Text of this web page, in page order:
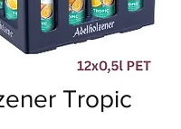
Tropic